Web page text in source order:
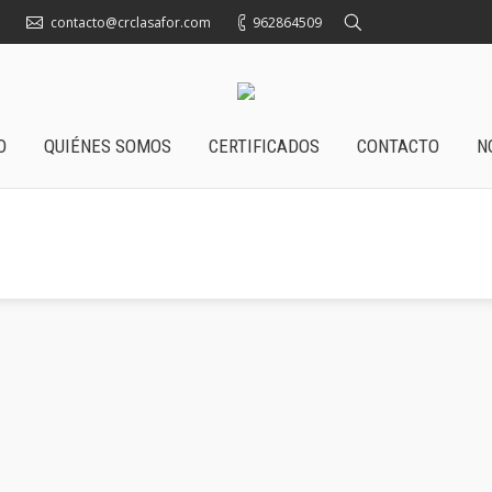
contacto@crclasafor.com 962864509
QUIÉNES SOMOS CERTIFICADOS CONTACTO